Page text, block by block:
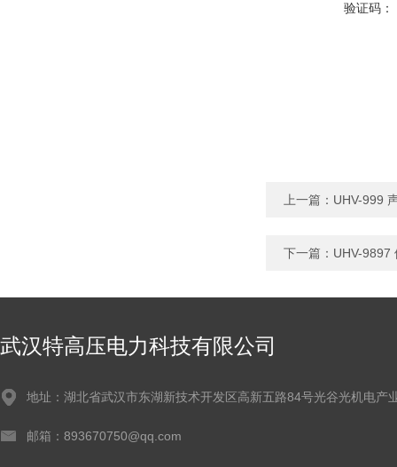
验证码：
上一篇： UHV-999
下一篇： UHV-9897
武汉特高压电力科技有限公司
地址：湖北省武汉市东湖新技术开发区高新五路84号光谷光机电产
邮箱：893670750@qq.com